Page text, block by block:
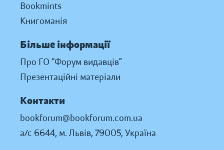
Bookmints
Книгоманія
Більше інформації
Про ГО “Форум видавців”
Презентаційні матеріали
Контакти
bookforum@bookforum.com.ua
а/с 6644, м. Львів, 79005, Україна